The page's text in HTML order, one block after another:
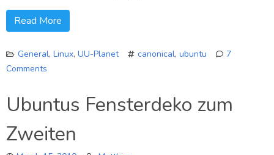
Read More
General, Linux, UU-Planet canonical, ubuntu
7
Comments
Pläne
Indikatoren
Ubuntus Fensterdeko zum
Zweiten